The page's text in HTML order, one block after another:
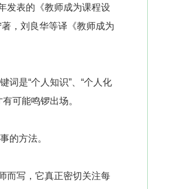
表的《教师成为课程设
，刘良华等译《教师成为
是“个人知识”、“个人化
可能鸣锣出场。
的方法。
写，它真正密切关注每